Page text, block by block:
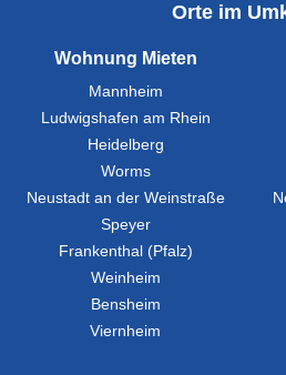
Orte im
Wohnung Mieten
Mannheim
Ludwigshafen am Rhein
Heidelberg
Worms
Neustadt an der Weinstraße
Speyer
Frankenthal (Pfalz)
Weinheim
Bensheim
Viernheim